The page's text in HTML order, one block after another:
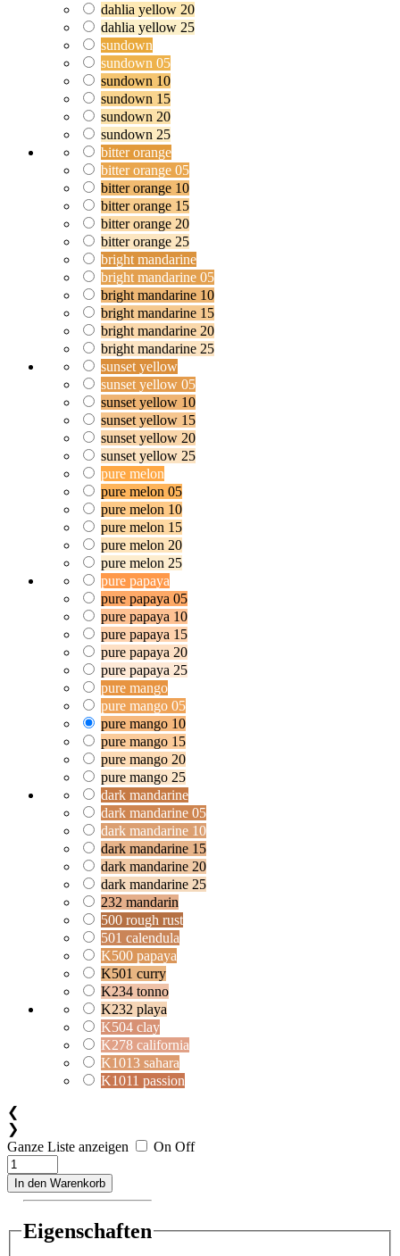
dahlia yellow 20
dahlia yellow 25
sundown
sundown 05
sundown 10
sundown 15
sundown 20
sundown 25
bitter orange
bitter orange 05
bitter orange 10
bitter orange 15
bitter orange 20
bitter orange 25
bright mandarine
bright mandarine 05
bright mandarine 10
bright mandarine 15
bright mandarine 20
bright mandarine 25
sunset yellow
sunset yellow 05
sunset yellow 10
sunset yellow 15
sunset yellow 20
sunset yellow 25
pure melon
pure melon 05
pure melon 10
pure melon 15
pure melon 20
pure melon 25
pure papaya
pure papaya 05
pure papaya 10
pure papaya 15
pure papaya 20
pure papaya 25
pure mango
pure mango 05
pure mango 10
pure mango 15
pure mango 20
pure mango 25
dark mandarine
dark mandarine 05
dark mandarine 10
dark mandarine 15
dark mandarine 20
dark mandarine 25
232 mandarin
500 rough rust
501 calendula
K500 papaya
K501 curry
K234 tonno
K232 playa
K504 clay
K278 california
K1013 sahara
K1011 passion
❮
❯
Ganze Liste anzeigen
On Off
In den Warenkorb
Eigenschaften